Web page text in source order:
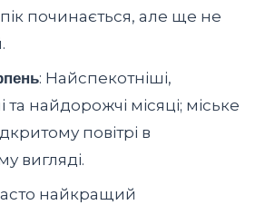
починається, але ще не
: Найспекотніші,
та найдорожчі місяці; міське
повітрі в
вигляді.
найкращий